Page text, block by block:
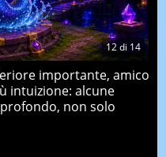
12di 14
importante, amico
intuizione: alcune
non solo